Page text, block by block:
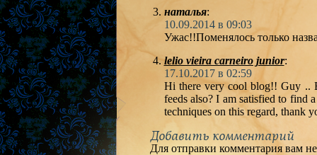
наталья:
10.09.2014 в 09:03
Ужас!!Поменялось только
lelio vieira carneiro junior:
17.10.2017 в 02:59
Hi there very cool blog!! Guy ..
feeds also? I am satisfied to find
techniques on this regard, thank
Добавить комментарий
Для отправки комментария вам